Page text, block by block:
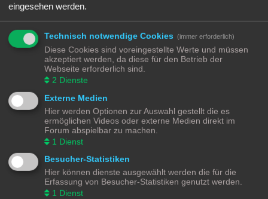
Alles rund um die Lokomotive
Themen:
Wagons
Alles rund um die Wagons
Gleise
Alles rund um das Gleis
TT Ecke
Lokomotiven | Züge
Alles rund um die Lokomotive
Wagons
Alles rund um die Wagons
Gleise
Alles rund um das Gleis
eingesehen werden.
Technisch notwendige Cookies (immer erforderlich)
Diese Cookies sind voreingestellte Werte und müssen
akzeptiert werden, da diese für den Betrieb der
Webseite erforderlich sind.
2 Dienste
Externe Medien
Hier werden Optionen zur Auswahl gestellt die es
ermöglichen Videos oder externe Medien direkt im
Forum abspielbar zu machen.
1 Dienst
Besucher-Statistiken
Hier können dienste ausgewählt werden die für die
Erfassung von Besucher-Statistiken genutzt werden.
1 Dienst